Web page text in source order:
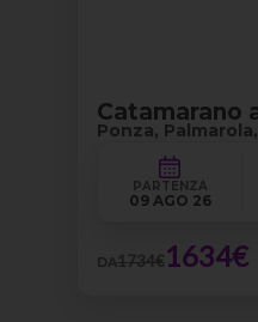
Catamarano
Ponza,
PARTENZA
09 AGO 26
DA1734€1634€